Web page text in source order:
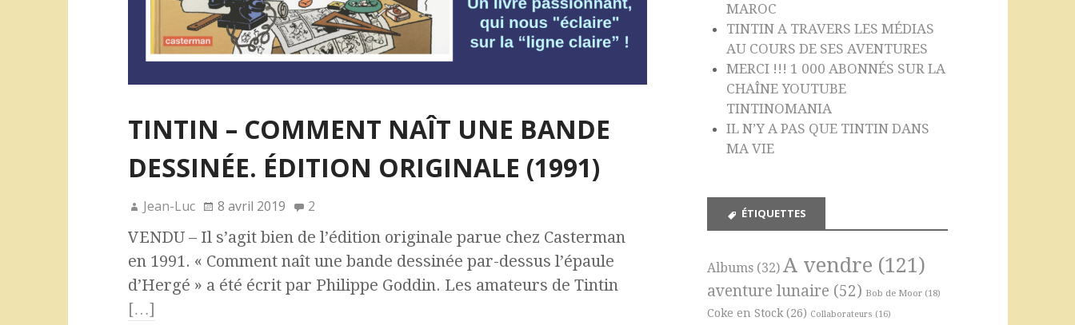
TINTIN – COMMENT NAÎT UNE BANDE
DESSINÉE. ÉDITION ORIGINALE (1991)
Jean-Luc 8 avril 2019 2
VENDU – Il s’agit bien de l’édition originale parue chez Casterman
en 1991. « Comment naît une bande dessinée par-dessus l’épaule
d’Hergé » a été écrit par Philippe Goddin. Les amateurs de Tintin
[…]
MAROC
TINTIN A TRAVERS LES MÉDIAS
AU COURS DE SES AVENTURES
MERCI !!! 1 000 ABONNÉS SUR LA
CHAÎNE YOUTUBE
TINTINOMANIA
IL N’Y A PAS QUE TINTIN DANS
MA VIE
ÉTIQUETTES
Albums (32) A vendre (121)
aventure lunaire (52) Bob de Moor (18)
Coke en Stock (26) Collaborateurs (16)